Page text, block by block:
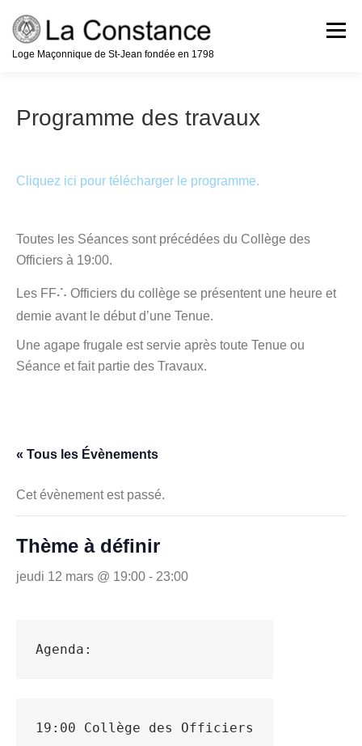
au
contenu
Loge Maçonnique de St-Jean fondée en 1798
Menu
Nous Contacter Médias
Programme des travaux
Cliquez ici pour télécharger le programme.
Toutes les Séances sont précédées du Collège des
Officiers à 19:00.
Les FF∴ Officiers du collège se présentent une heure et
demie avant le début d’une Tenue.
Une agape frugale est servie après toute Tenue ou
Séance et fait partie des Travaux.
« Tous les Évènements
Cet évènement est passé.
Thème à définir
jeudi 12 mars @ 19:00 - 23:00
Agenda:
19:00 Collège des Officiers